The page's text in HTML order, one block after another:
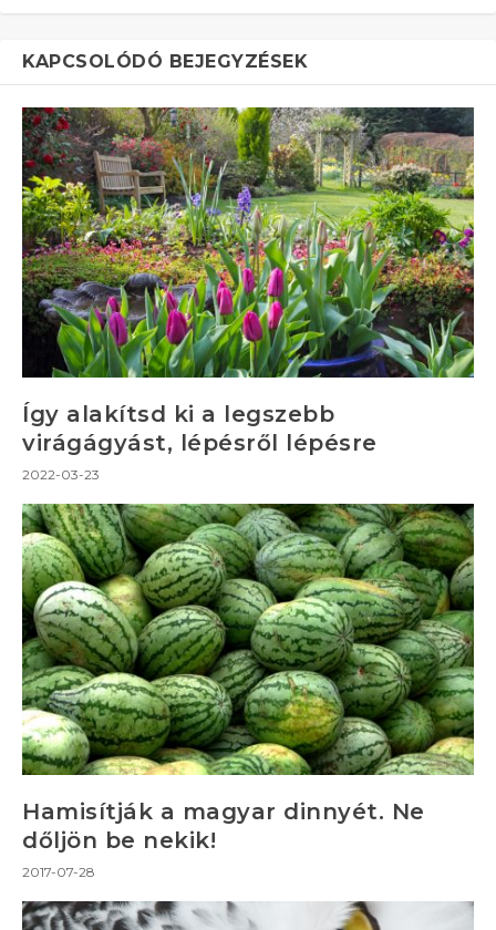
KAPCSOLÓDÓ BEJEGYZÉSEK
Így alakítsd ki a legszebb
virágágyást, lépésről lépésre
2022-03-23
Hamisítják a magyar dinnyét. Ne
dőljön be nekik!
2017-07-28